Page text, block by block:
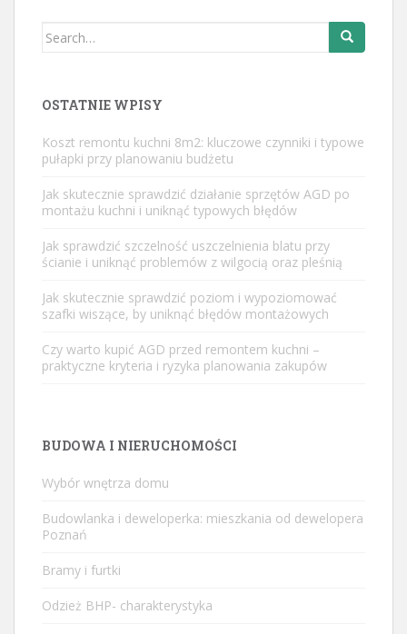
Search
OSTATNIE WPISY
Koszt remontu kuchni 8m2: kluczowe czynniki i typowe
pułapki przy planowaniu budżetu
Jak skutecznie sprawdzić działanie sprzętów AGD po
montażu kuchni i uniknąć typowych błędów
Jak sprawdzić szczelność uszczelnienia blatu przy
ścianie i uniknąć problemów z wilgocią oraz pleśnią
Jak skutecznie sprawdzić poziom i wypoziomować
szafki wiszące, by uniknąć błędów montażowych
Czy warto kupić AGD przed remontem kuchni –
praktyczne kryteria i ryzyka planowania zakupów
BUDOWA I NIERUCHOMOŚCI
Wybór wnętrza domu
Budowlanka i deweloperka: mieszkania od dewelopera
Poznań
Bramy i furtki
Odzież BHP- charakterystyka